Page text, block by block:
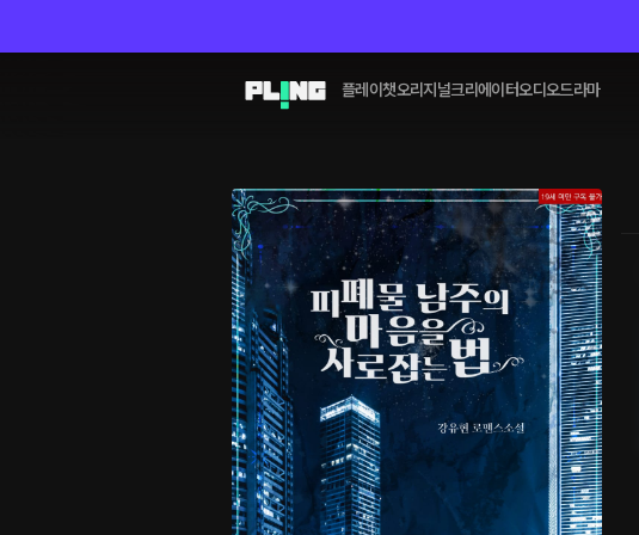
플레이챗오리지널크리에이터오디오드라마